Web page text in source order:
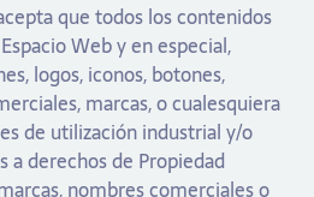
que todos los contenidos
Web y en especial,
logos, iconos, botones,
marcas, o cualesquiera
de utilización industrial y/o
derechos de Propiedad
nombres comerciales o